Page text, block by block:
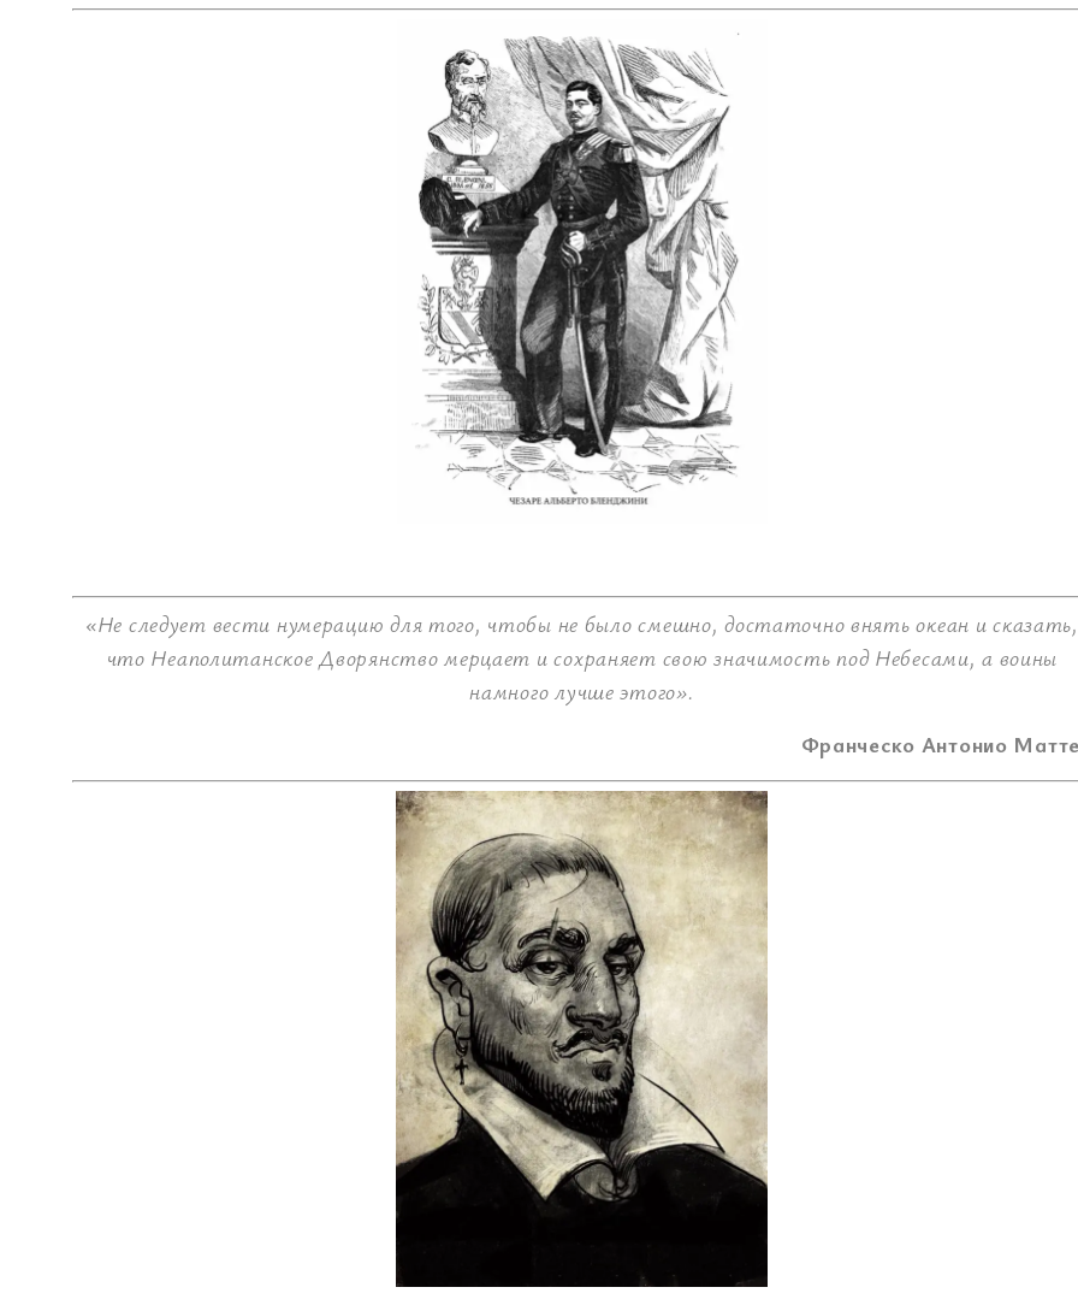
«Не следует вести нумерацию для того, чтобы не было смешно, достаточно внять океан и сказать,
что Неаполитанское Дворянство мерцает и сохраняет свою значимость под Небесами, а воины
намного лучше этого».
Франческо Антонио